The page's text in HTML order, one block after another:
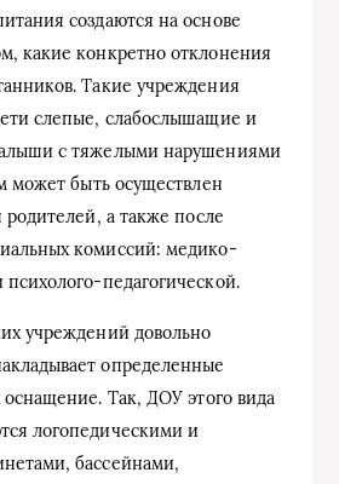
создаются на основе
какие конкретно отклонения
Такие учреждения
слепые, слабослышащие и
с тяжелыми нарушениями
может быть осуществлен
родителей, а также после
комиссий: медико-
психолого-педагогической.
учреждений довольно
определенные
оснащение. Так, ДОУ этого вида
логопедическими и
бассейнами,